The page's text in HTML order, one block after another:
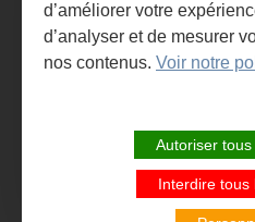
INSCRIVEZ-
ET À
SITE DE LA
COMMUNES
d’améliorer votre
d’analyser et de mesurer
nos contenus. Voir notre
Autoriser
Interdire tous